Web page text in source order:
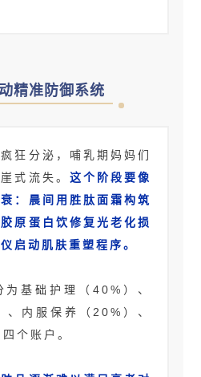
精准防御系统
狂分泌，哺乳期妈妈们
式流失。 这个阶段要像
：晨间用胜肽面霜构筑
原蛋白饮修复光老化损
启动肌肤重塑程序。
为基础护理（40%）、
内服保养（20%）、
个账户。